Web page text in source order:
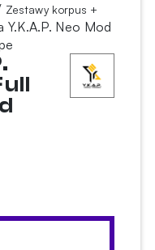
Zestawy korpus +
Y.K.A.P. Neo Mod